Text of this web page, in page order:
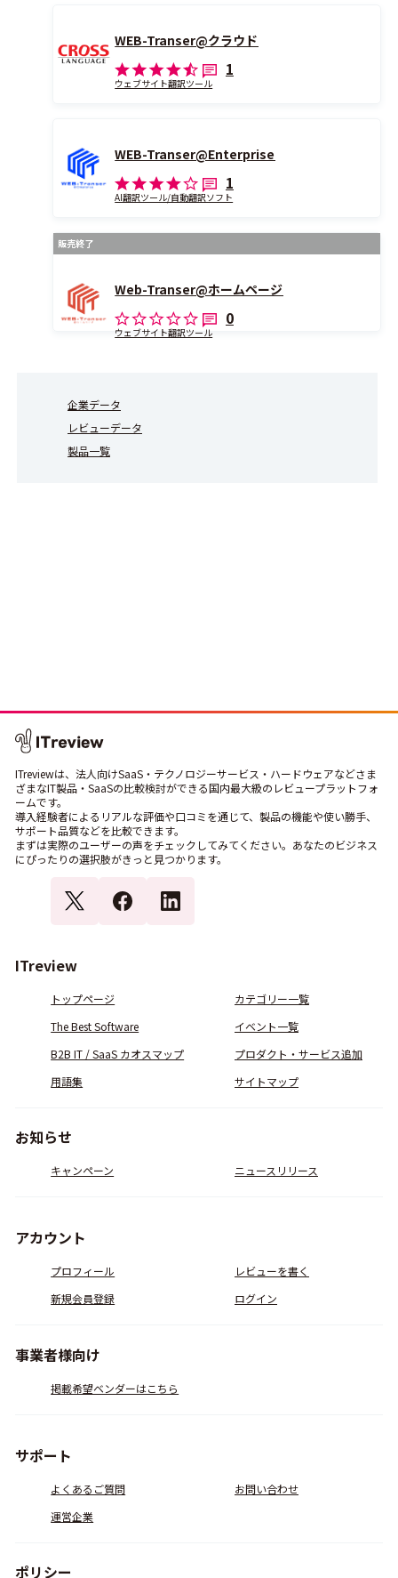
WEB-Transer@クラウド
1
ウェブサイト翻訳ツール
WEB-Transer@Enterprise
1
AI翻訳ツール/自動翻訳ソフト
販売終了
Web-Transer@ホームページ
0
ウェブサイト翻訳ツール
企業データ
レビューデータ
製品一覧
ITreviewは、法人向けSaaS・テクノロジーサービス・ハードウェアなどさま
ざまなIT製品・SaaSの比較検討ができる国内最大級のレビュープラットフォ
ームです。
導入経験者によるリアルな評価や口コミを通じて、製品の機能や使い勝手、
サポート品質などを比較できます。
まずは実際のユーザーの声をチェックしてみてください。あなたのビジネス
にぴったりの選択肢がきっと見つかります。
ITreview
トップページ
カテゴリー一覧
The Best Software
イベント一覧
B2B IT / SaaS カオスマップ
プロダクト・サービス追加
用語集
サイトマップ
お知らせ
キャンペーン ニュースリリース
アカウント
プロフィール
レビューを書く
新規会員登録
ログイン
事業者様向け
掲載希望ベンダーはこちら
サポート
よくあるご質問
お問い合わせ
運営企業
ポリシー